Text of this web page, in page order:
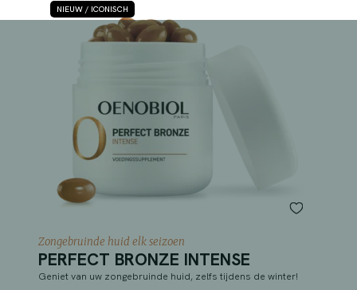
NIEUW / ICONISCH
Zongebruinde huid elk seizoen
PERFECT BRONZE INTENSE
Geniet van uw zongebruinde huid, zelfs tijdens de winter!